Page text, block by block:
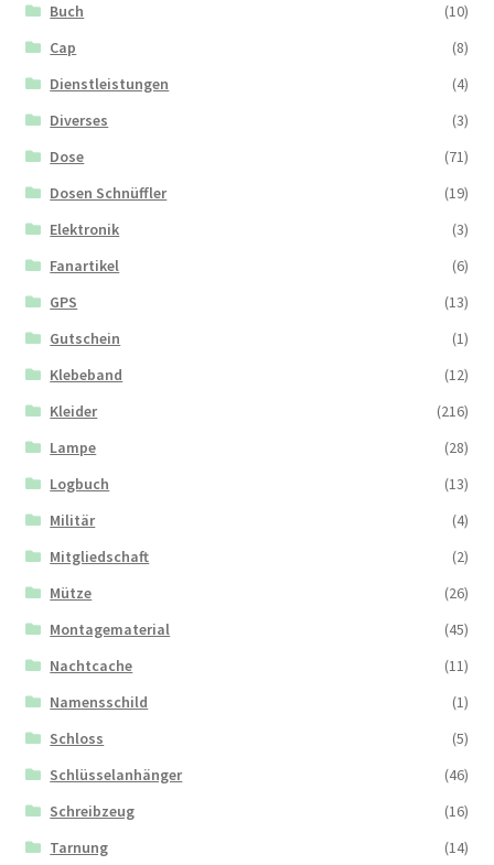
Buch
(10)
Cap
(8)
Dienstleistungen
(4)
Diverses
(3)
Dose
(71)
Dosen Schnüffler
(19)
Elektronik
(3)
Fanartikel
(6)
GPS
(13)
Gutschein
(1)
Klebeband
(12)
Kleider
(216)
Lampe
(28)
Logbuch
(13)
Militär
(4)
Mitgliedschaft
(2)
Mütze
(26)
Montagematerial
(45)
Nachtcache
(11)
Namensschild
(1)
Schloss
(5)
Schlüsselanhänger
(46)
Schreibzeug
(16)
Tarnung
(14)